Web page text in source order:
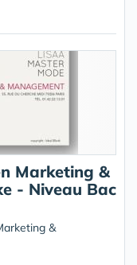
Marketing &
- Niveau Bac
&